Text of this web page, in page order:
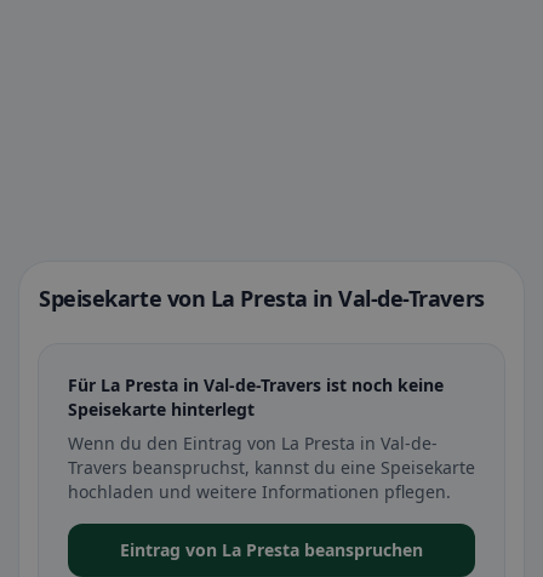
Speisekarte von La Presta in Val-de-Travers
Für La Presta in Val-de-Travers ist noch keine
Speisekarte hinterlegt
Wenn du den Eintrag von La Presta in Val-de-
Travers beanspruchst, kannst du eine Speisekarte
hochladen und weitere Informationen pflegen.
Eintrag von La Presta beanspruchen